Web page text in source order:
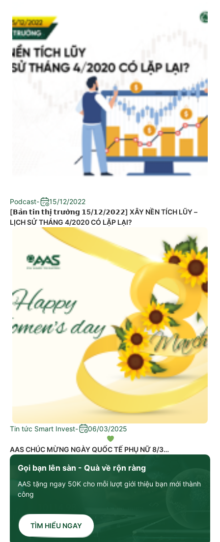
Gọi bạn lên sàn - Quà về rộn ràng
AAS tặng ngay 50K cho mỗi lượt giới thiệu bạn mới thành
công
TÌM HIỂU NGAY
Podcast-
15/12/2022
[𝗕𝗮̉𝗻 𝘁𝗶𝗻 𝘁𝗵𝗶̣ 𝘁𝗿𝘂̛𝗼̛̀𝗻𝗴 𝟭5/𝟭𝟮/𝟮𝟬𝟮𝟮] XÂY NỀN TÍCH LŨY –
LỊCH SỬ THÁNG 4/2020 CÓ LẶP LẠI?
Tin tức Smart Invest- 06/03/2025
AAS CHÚC MỪNG NGÀY QUỐC TẾ PHỤ NỮ 8/3